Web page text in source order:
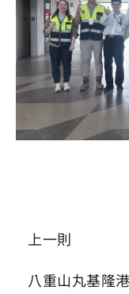
上一則
八重山丸基隆